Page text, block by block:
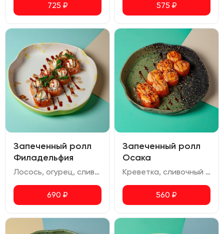
725 ₽ 575 ₽
Запеченный ролл
Филадельфия
Лосось, огурец, сливочный сыр, жареный лук, икра масаго, соус терияки, соус ореховый
690 ₽
Запеченный ролл
Осака
Креветка, сливочный сыр, авокадо, соус спайси, икра масаго, соус для запекания, соус унаги
560 ₽